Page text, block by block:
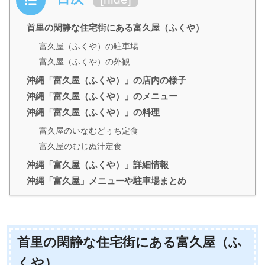
首里の閑静な住宅街にある富久屋（ふくや）
富久屋（ふくや）の駐車場
富久屋（ふくや）の外観
沖縄「富久屋（ふくや）」の店内の様子
沖縄「富久屋（ふくや）」のメニュー
沖縄「富久屋（ふくや）」の料理
富久屋のいなむどぅち定食
富久屋のむじぬ汁定食
沖縄「富久屋（ふくや）」詳細情報
沖縄「富久屋」メニューや駐車場まとめ
首里の閑静な住宅街にある富久屋（ふ